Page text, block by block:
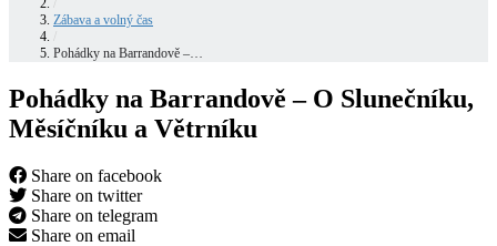
Zábava a volný čas
Pohádky na Barrandově –…
Pohádky na Barrandově – O Slunečníku,
Měsíčníku a Větrníku
Share on facebook
Share on twitter
Share on telegram
Share on email